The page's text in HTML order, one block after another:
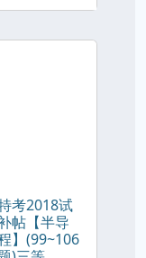
考2018试
帖【半导
】(99~106